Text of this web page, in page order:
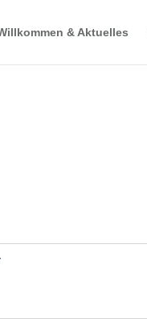
& Aktuelles